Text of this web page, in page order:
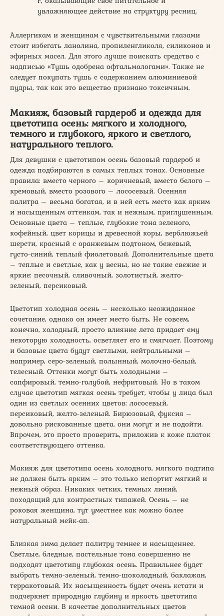
увлажняющее действие на структуру ресниц.
Аллергикам и женщинам с чувствительными глазами
стоит избегать ланолина, пропиленгликоля, силиконов и
эфирных масел. Для этого лучше поискать средство с
надписью «Тушь одобрена офтальмологами». Также не
следует покупать тушь с содержанием алюминиевой
пудры, так как это вещество признано токсичным.
Макияж, базовый гардероб и одежда для
цветотипа осень: мягкого и холодного,
темного и глубокого, яркого и светлого,
натурального теплого.
Для девушки с цветотипом осень базовый гардероб и
одежда подбираются в самых теплых тонах. Основные
правила: вместо черного – коричневый, вместо белого –
кремовый, вместо розового – лососевый. Осенняя
палитра – весьма богатая, и в ней есть место как ярким
и насыщенным оттенкам, так и нежным, приглушенным.
Основные цвета – теплые, глубокие тона зеленого,
кофейный, цвет корицы и древесной коры, верблюжьей
шерсти, красный с оранжевым подтоном, бежевый,
густо-синий, теплый фиолетовый. Дополнительные цвета
– теплые и светлые, как у весны, но не такие свежие и
яркие: песочный, сливочный, золотистый, желто-
зеленый, персиковый.
Цветотип холодная осень – несколько неожиданное
сочетание, однако он имеет место быть. Не совсем,
конечно, холодный, просто влияние лета придает ему
некоторую холодность, осветляет его и смягчает. Поэтому
и базовые цвета будут светлыми, нейтральными –
например, серо-зеленый, полынный, молочно-белый,
телесный. Оттенки могут быть холодными –
сапфировый, темно-голубой, нефритовый. Но в таком
случае цветотип мягкая осень требует, чтобы у лица был
один из светлых осенних цветов: лососевый,
персиковый, желто-зеленый. Бирюзовый, фуксия –
довольно рискованные цвета, они могут и не подойти.
Впрочем, это просто проверить, приложив к коже платок
соответствующего оттенка.
Макияж для цветотипа осень холодного, мягкого подтипа
не должен быть ярким – это только испортит мягкий и
нежный образ. Никаких четких, темных линий,
походящий для контрастных типажей. Осень – не
роковая женщина, тут уместнее как можно более
натуральный мейк-ап.
Близкая зима делает палитру темнее и насыщеннее.
Светлые, бледные, пастельные тона совершенно не
подходят цветотипу глубокая осень. Правильнее будет
выбрать темно-зеленый, темно-шоколадный, баклажан,
терракотовый. Их насыщенность будет очень кстати и
подчеркнет природную глубину и яркость цветотипа
темной осени. В качестве дополнительных цветов